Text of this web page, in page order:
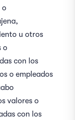
o
u otros
o
con los
o empleados
valores o
con los